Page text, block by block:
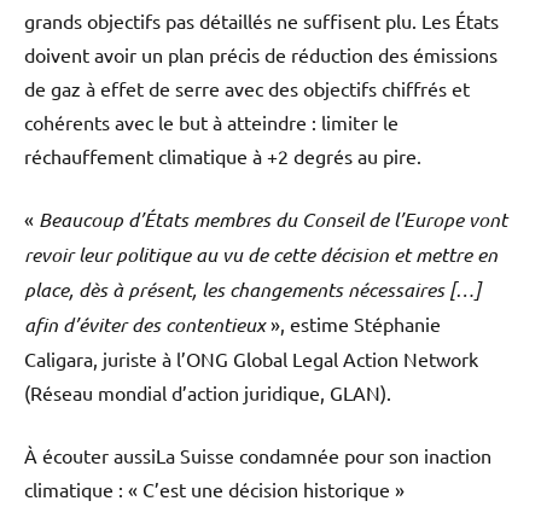
grands objectifs pas détaillés ne suffisent plu. Les États
doivent avoir un plan précis de réduction des émissions
de gaz à effet de serre avec des objectifs chiffrés et
cohérents avec le but à atteindre : limiter le
réchauffement climatique à +2 degrés au pire.
« Beaucoup d’États membres du Conseil de l’Europe vont
revoir leur politique au vu de cette décision et mettre en
place, dès à présent, les changements nécessaires […]
afin d’éviter des contentieux», estime Stéphanie
Caligara, juriste à l’ONG Global Legal Action Network
(Réseau mondial d’action juridique, GLAN).
À écouter aussiLa Suisse condamnée pour son inaction
climatique : « C’est une décision historique »